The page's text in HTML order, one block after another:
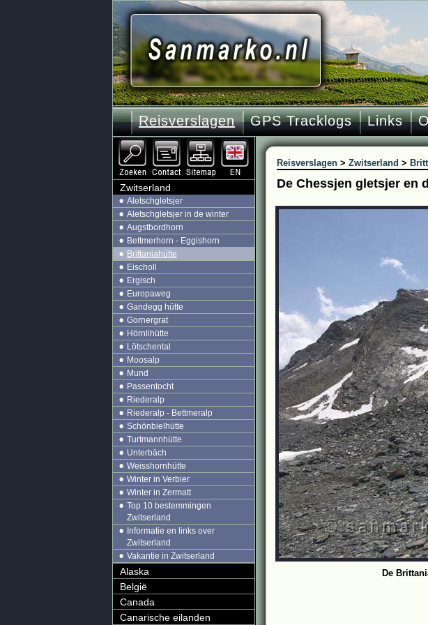
Reisverslagen GPS Tracklogs Links
Reisverslagen > Zwitserland >
De Chessjen gletsjer en
De
Zwitserland
Aletschgletsjer
Aletschgletsjer in de winter
Augstbordhorn
Bettmerhorn - Eggishorn
Brittaniahütte
Eischoll
Ergisch
Europaweg
Gandegg hütte
Gornergrat
Hörnlihütte
Lötschental
Moosalp
Mund
Passentocht
Riederalp
Riederalp - Bettmeralp
Schönbielhütte
Turtmannhütte
Unterbäch
Weisshornhütte
Winter in Verbier
Winter in Zermatt
Top 10 bestemmingen
Zwitserland
Informatie en links over
Zwitserland
Vakantie in Zwitserland
Alaska
België
Canada
Canarische eilanden